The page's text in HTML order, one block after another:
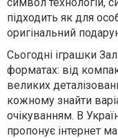
підходить як для
оригінальний
Сьогодні іграшки
форматах: від
великих
кожному знайти
очікуванням. В
пропонує інтернет